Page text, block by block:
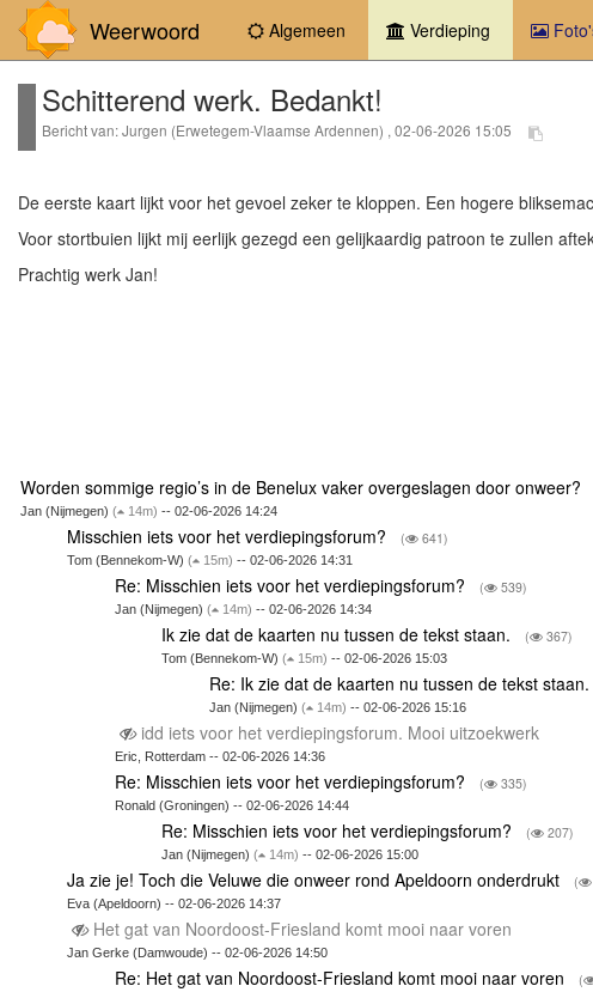
Weerwoord Algemeen Verdieping (current)
Schitterend werk. Bedankt!
Bericht van: Jurgen (Erwetegem-Vlaamse Ardennen) , 02-06-2026 15:05
De eerste kaart lijkt voor het gevoel zeker te kloppen. Een hogere
Voor stortbuien lijkt mij eerlijk gezegd een gelijkaardig patroon te zullen
Prachtig werk Jan!
Worden sommige regio’s in de Benelux vaker overgeslagen door onweer?
Jan (Nijmegen) ( 14m) -- 02-06-2026 14:24
Misschien iets voor het verdiepingsforum? ( 641)
Tom (Bennekom-W)( 15m) -- 02-06-2026 14:31
Re: Misschien iets voor het verdiepingsforum? ( 539)
Jan (Nijmegen) ( 14m) -- 02-06-2026 14:34
Ik zie dat de kaarten nu tussen de tekst staan. ( 367)
Tom (Bennekom-W)( 15m) -- 02-06-2026 15:03
Re: Ik zie dat de kaarten nu tussen de tekst staan.
Jan (Nijmegen) ( 14m) -- 02-06-2026 15:16
idd iets voor het verdiepingsforum. Mooi uitzoekwerk
Eric, Rotterdam -- 02-06-2026 14:36
Re: Misschien iets voor het verdiepingsforum? ( 335)
Ronald (Groningen) -- 02-06-2026 14:44
Re: Misschien iets voor het verdiepingsforum? ( 207)
Jan (Nijmegen)( 14m) -- 02-06-2026 15:00
Ja zie je! Toch die Veluwe die onweer rond Apeldoorn onderdrukt (
Eva (Apeldoorn) -- 02-06-2026 14:37
Het gat van Noordoost-Friesland komt mooi naar voren
Jan Gerke (Damwoude) -- 02-06-2026 14:50
Re: Het gat van Noordoost-Friesland komt mooi naar voren (